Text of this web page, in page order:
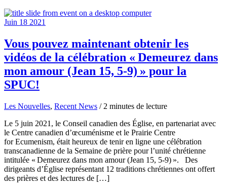
Juin 18 2021
Vous pouvez maintenant obtenir les
vidéos de la célébration « Demeurez dans
mon amour (Jean 15, 5-9) » pour la
SPUC!
Les Nouvelles, Recent News / 2 minutes de lecture
Le 5 juin 2021, le Conseil canadien des Église, en partenariat avec
le Centre canadien d’œcuménisme et le Prairie Centre
for Ecumenism, était heureux de tenir en ligne une célébration
transcanadienne de la Semaine de prière pour l’unité chrétienne
intitulée « Demeurez dans mon amour (Jean 15, 5-9) ». Des
dirigeants d’Église représentant 12 traditions chrétiennes ont offert
des prières et des lectures de […]